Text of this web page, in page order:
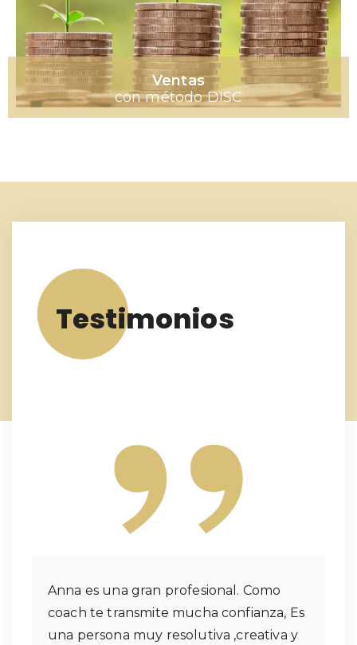
Ventas
con método DISC
Testimonios
Anna es una gran profesional. Como
coach te transmite mucha confianza, Es
una persona muy resolutiva ,creativa y